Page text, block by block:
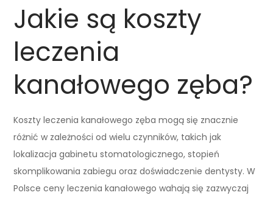
Jakie są koszty
leczenia
kanałowego zęba?
Koszty leczenia kanałowego zęba mogą się znacznie
różnić w zależności od wielu czynników, takich jak
lokalizacja gabinetu stomatologicznego, stopień
skomplikowania zabiegu oraz doświadczenie dentysty. W
Polsce ceny leczenia kanałowego wahają się zazwyczaj